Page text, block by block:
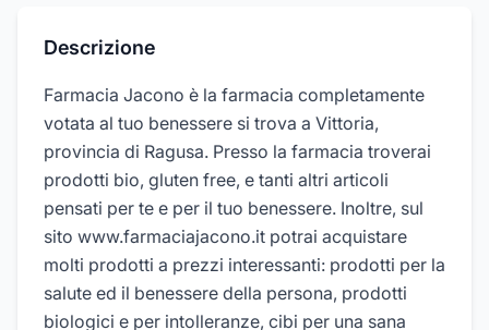
Descrizione
Farmacia Jacono è la farmacia completamente
votata al tuo benessere si trova a Vittoria,
provincia di Ragusa. Presso la farmacia troverai
prodotti bio, gluten free, e tanti altri articoli
pensati per te e per il tuo benessere. Inoltre, sul
sito www.farmaciajacono.it potrai acquistare
molti prodotti a prezzi interessanti: prodotti per la
salute ed il benessere della persona, prodotti
biologici e per intolleranze, cibi per una sana